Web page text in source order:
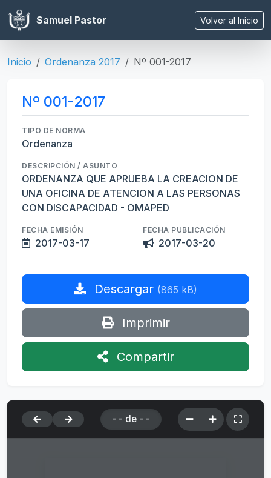
Samuel Pastor Volver al Inicio
Inicio Ordenanza 2017 Nº 001-2017
Nº 001-2017
TIPO DE NORMA
Ordenanza
DESCRIPCIÓN / ASUNTO
ORDENANZA QUE APRUEBA LA CREACION DE
UNA OFICINA DE ATENCION A LAS PERSONAS
CON DISCAPACIDAD - OMAPED
FECHA EMISIÓN
2017-03-17
FECHA PUBLICACIÓN
2017-03-20
Descargar (865 kB)
Imprimir
Compartir
-- de --